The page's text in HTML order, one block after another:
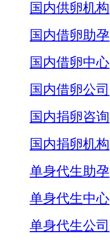
国内供卵机构
国内借卵助孕
国内借卵中心
国内借卵公司
国内捐卵咨询
国内捐卵机构
单身代生助孕
单身代生中心
单身代生公司